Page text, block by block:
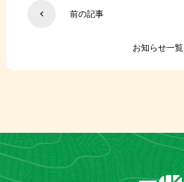
前の記事
お知らせ一覧